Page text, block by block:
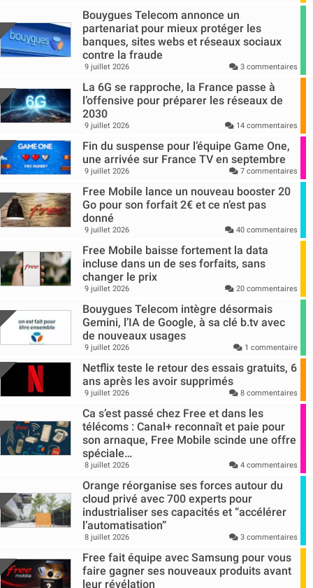
Bouygues Telecom annonce un
partenariat pour mieux protéger les
banques, sites webs et réseaux sociaux
contre la fraude
9 juillet 2026 3 commentaires
La 6G se rapproche, la France passe à
l’offensive pour préparer les réseaux de
2030
9 juillet 2026 14 commentaires
Fin du suspense pour l’équipe Game One,
une arrivée sur France TV en septembre
9 juillet 2026 7 commentaires
Free Mobile lance un nouveau booster 20
Go pour son forfait 2€ et ce n’est pas
donné
9 juillet 2026 40 commentaires
Free Mobile baisse fortement la data
incluse dans un de ses forfaits, sans
changer le prix
9 juillet 2026 20 commentaires
Bouygues Telecom intègre désormais
Gemini, l’IA de Google, à sa clé b.tv avec
de nouveaux usages
9 juillet 2026 1 commentaire
Netflix teste le retour des essais gratuits, 6
ans après les avoir supprimés
9 juillet 2026 8 commentaires
Ca s’est passé chez Free et dans les
télécoms : Canal+ reconnaît et paie pour
son arnaque, Free Mobile scinde une offre
spéciale…
8 juillet 2026 4 commentaires
Orange réorganise ses forces autour du
cloud privé avec 700 experts pour
industrialiser ses capacités et “accélérer
l’automatisation”
8 juillet 2026 3 commentaires
Free fait équipe avec Samsung pour vous
faire gagner ses nouveaux produits avant
leur révélation